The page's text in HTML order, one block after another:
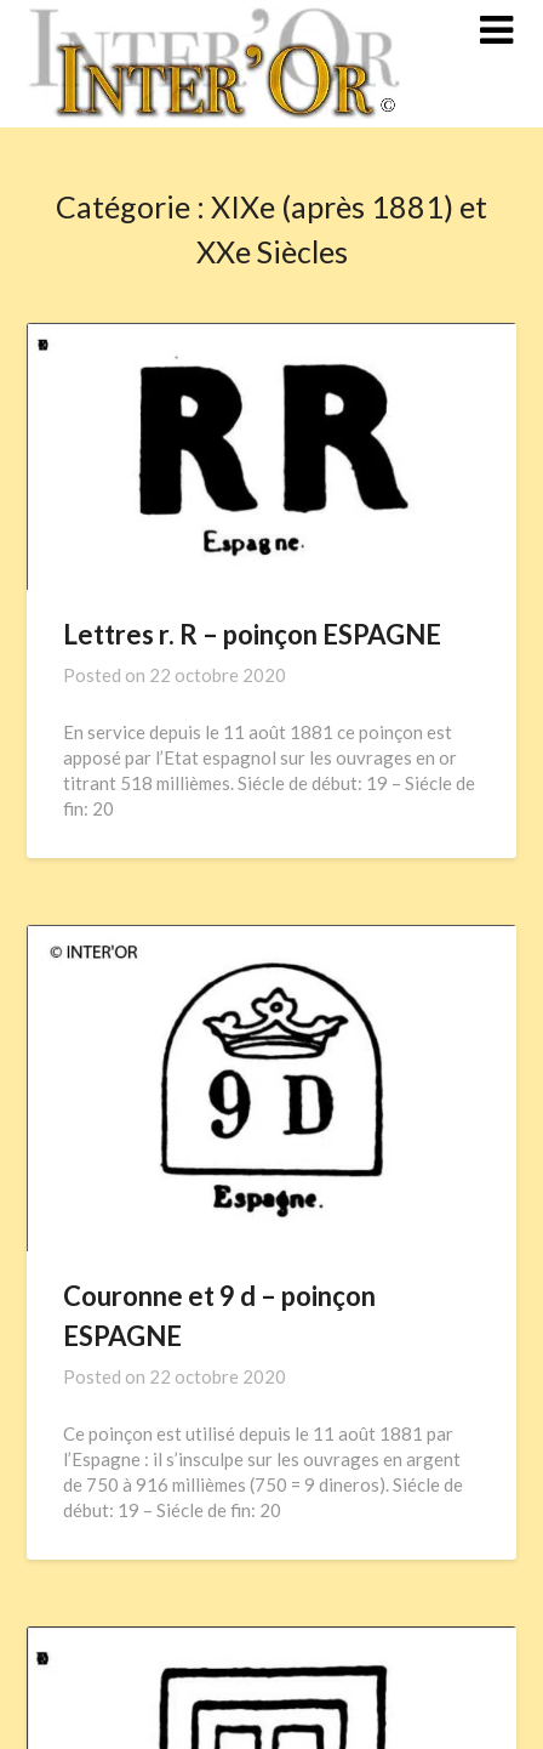
Skip
content
Catégorie : XIXe (après 1881) et
XXe Siècles
Lettres r. R – poinçon ESPAGNE
Posted on 22 octobre 2020
En service depuis le 11 août 1881 ce poinçon est
apposé par l’Etat espagnol sur les ouvrages en or
titrant 518 millièmes. Siécle de début: 19 – Siécle de
fin: 20
Couronne et 9 d – poinçon
ESPAGNE
Posted on 22 octobre 2020
Ce poinçon est utilisé depuis le 11 août 1881 par
l’Espagne : il s’insculpe sur les ouvrages en argent
de 750 à 916 millièmes (750 = 9 dineros). Siécle de
début: 19 – Siécle de fin: 20